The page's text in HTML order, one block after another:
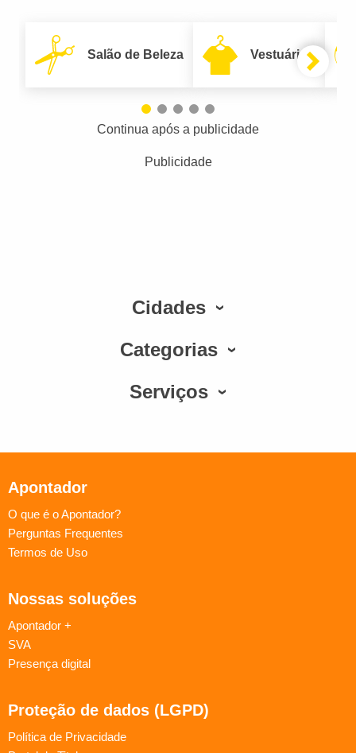
Salão de Beleza Vestuário
Continua após a publicidade
Publicidade
Cidades
Categorias
Serviços
Apontador
O que é o Apontador?
Perguntas Frequentes
Termos de Uso
Nossas soluções
Apontador +
SVA
Presença digital
Proteção de dados (LGPD)
Política de Privacidade